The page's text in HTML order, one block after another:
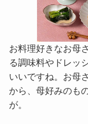
お料理好きなお母
る調味料やドレッ
いいですね。お母
から、母好みのも
が。